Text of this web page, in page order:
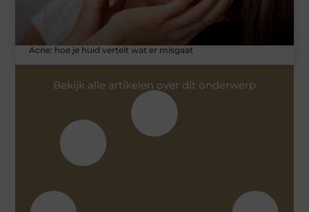
Acne: hoe je huid vertelt wat er misgaat
Bekijk alle artikelen over dit onderwerp